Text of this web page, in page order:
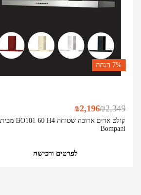
7% הנחה
קולט אדים ארובה שטוחה BO101 60 H4 מבית
Bompani
₪2,349
₪2,196
לפרטים ורכישה